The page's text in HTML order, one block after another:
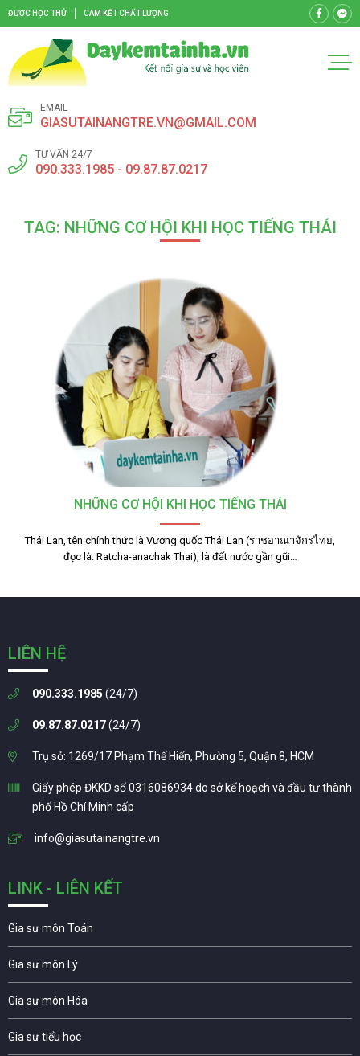
ĐƯỢC HỌC THỬ CAM KẾT CHẤT LƯỢNG
EMAIL
GIASUTAINANGTRE.VN@GMAIL.COM
TƯ VẤN 24/7
090.333.1985 - 09.87.87.0217
TAG: NHỮNG CƠ HỘI KHI HỌC TIẾNG THÁI
NHỮNG CƠ HỘI KHI HỌC TIẾNG THÁI
Thái Lan, tên chính thức là Vương quốc Thái Lan (ราชอาณาจักรไทย,
đọc là: Ratcha-anachak Thai), là đất nước gần gũi…
LIÊN HỆ
090.333.1985 (24/7)
09.87.87.0217(24/7)
Trụ sở: 1269/17 Phạm Thế Hiển, Phường 5, Quận 8, HCM
Giấy phép ĐKKD số 0316086934 do sở kế hoạch và đầu tư thành
phố Hồ Chí Minh cấp
info@giasutainangtre.vn
LINK - LIÊN KẾT
Gia sư môn Toán
Gia sư môn Lý
Gia sư môn Hóa
Gia sư tiểu học